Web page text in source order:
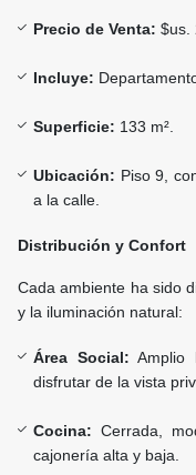
Precio de Venta: $us.
Incluye:
Superficie: 133 m².
Ubicación: Piso 9,
a la calle.
Distribución y Confort
Cada ambiente ha sido
y la iluminación natural:
Área Social: Amplio
disfrutar de la vista
Cocina: Cerrada,
cajonería alta y baja.